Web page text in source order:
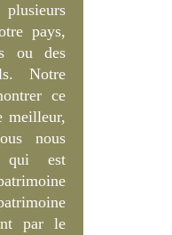
pays,
ou des
Notre
ce
meilleur,
nous
qui est
par le